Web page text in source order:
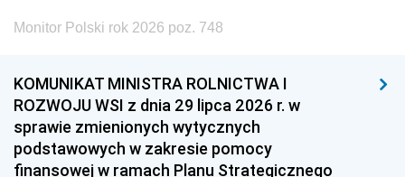
Monitor Polski rok 2026 poz. 748
KOMUNIKAT MINISTRA ROLNICTWA I
ROZWOJU WSI z dnia 29 lipca 2026 r. w
sprawie zmienionych wytycznych
podstawowych w zakresie pomocy
finansowej w ramach Planu Strategicznego